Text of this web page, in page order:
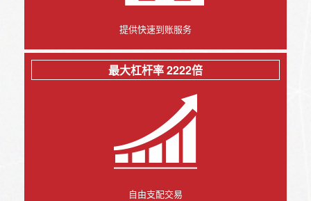
提供快速到账服务
最大杠杆率 2222倍
自由支配交易